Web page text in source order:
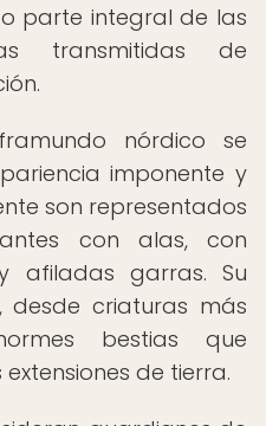
parte integral de las
transmitidas de
nórdico se
imponente y
son representados
con alas, con
afiladas garras. Su
desde criaturas más
bestias que
de tierra.